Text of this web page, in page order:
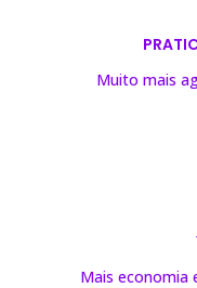
Muito mais
Mais economia